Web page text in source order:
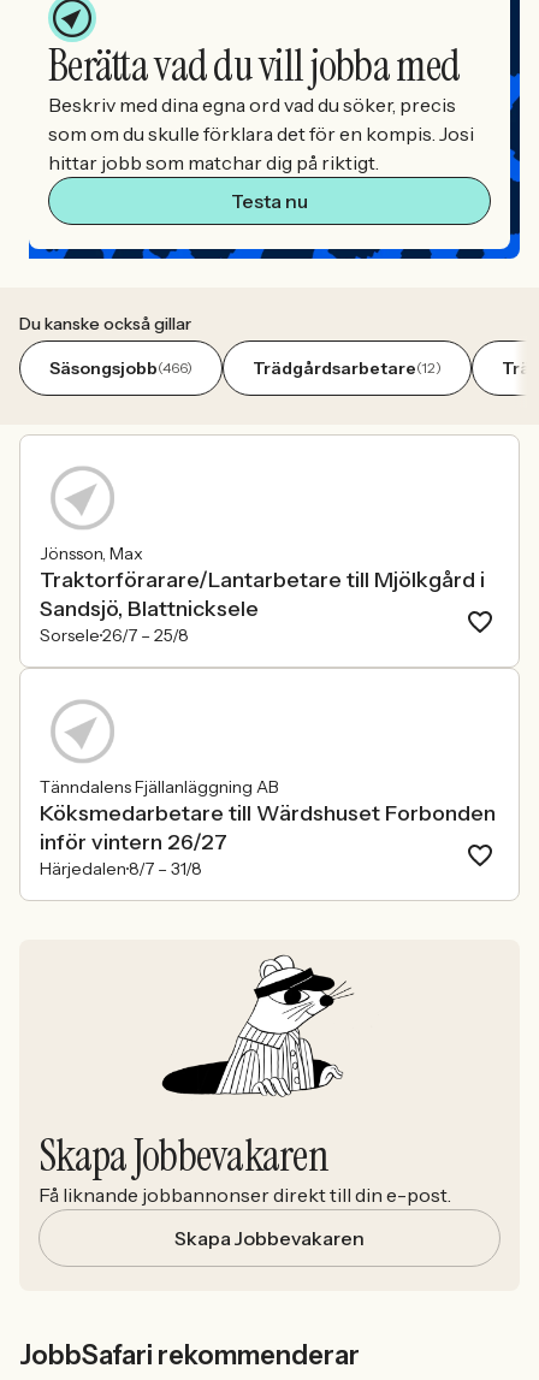
Berätta vad du vill jobba med
Beskriv med dina egna ord vad du söker, precis
som om du skulle förklara det för en kompis. Josi
hittar jobb som matchar dig på riktigt.
Testa nu
Du kanske också gillar
Säsongsjobb(466) Trädgårdsarbetare(12)
Jönsson, Max
Traktorförarare/Lantarbetare till Mjölkgård i
Sandsjö, Blattnicksele
Sorsele26/7 – 25/8
Tänndalens Fjällanläggning AB
Köksmedarbetare till Wärdshuset Forbonden
inför vintern 26/27
Härjedalen8/7 – 31/8
Skapa Jobbevakaren
Få liknande jobbannonser direkt till din e-post.
Skapa Jobbevakaren
JobbSafari rekommenderar